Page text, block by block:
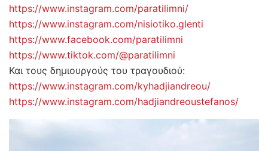
https://www.instagram.com/paratilimni/
https://www.instagram.com/nisiotiko.glenti
https://www.facebook.com/paratilimni
https://www.tiktok.com/@paratilimni
Και τους δημιουργούς του τραγουδιού:
https://www.instagram.com/kyhadjiandreou/
https://www.instagram.com/hadjiandreoustefanos/